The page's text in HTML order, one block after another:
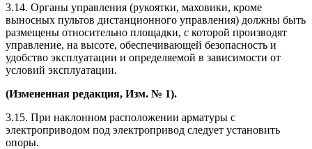
3.14. Органы управления (рукоятки, маховики, кроме
выносных пультов дистанционного управления) должны быть
размещены относительно площадки, с которой производят
управление, на высоте, обеспечивающей безопасность и
удобство эксплуатации и определяемой в зависимости от
условий эксплуатации.
(Измененная редакция, Изм. № 1).
3.15. При наклонном расположении арматуры с
электроприводом под электропривод следует установить
опоры.